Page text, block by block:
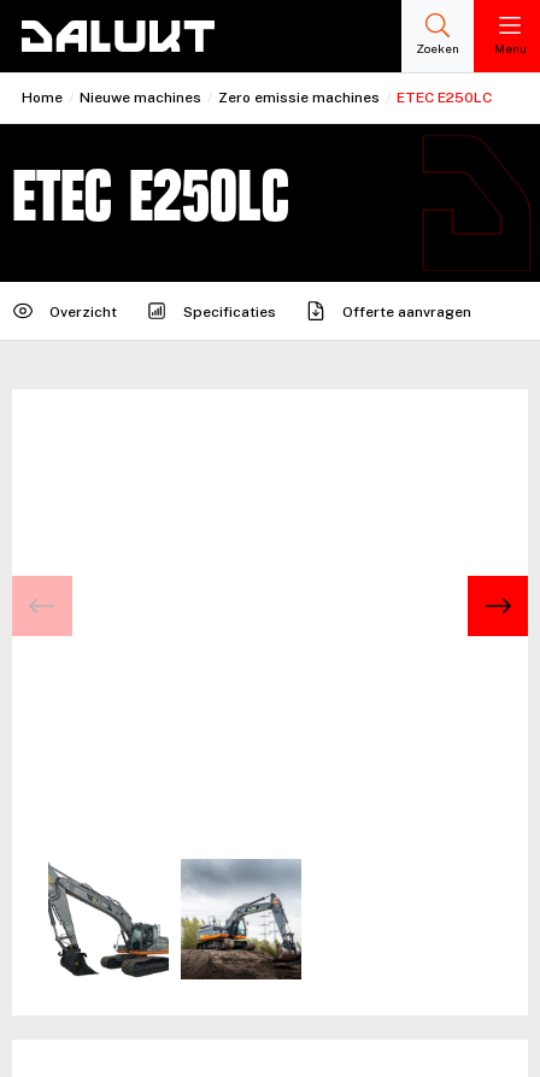
Zoeken Menu
Home / Nieuwe machines / Zero emissie machines / ETEC E250LC
ETEC E250LC
Overzicht Specificaties Offerte aanvragen